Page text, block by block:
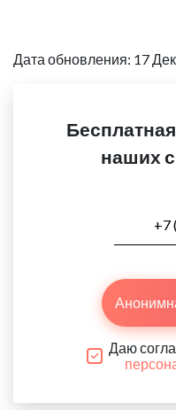
Дата обновления: 17
наших
Даю